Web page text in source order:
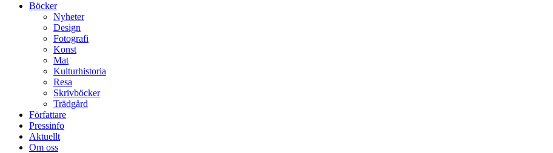
Böcker
Nyheter
Design
Fotografi
Konst
Mat
Kulturhistoria
Resa
Skrivböcker
Trädgård
Författare
Pressinfo
Aktuellt
Om oss